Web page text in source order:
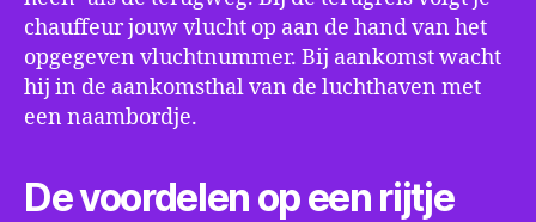
chauffeur jouw vlucht op aan de hand van het
opgegeven vluchtnummer. Bij aankomst wacht
hij in de aankomsthal van de luchthaven met
een naambordje.
De voordelen op een rijtje